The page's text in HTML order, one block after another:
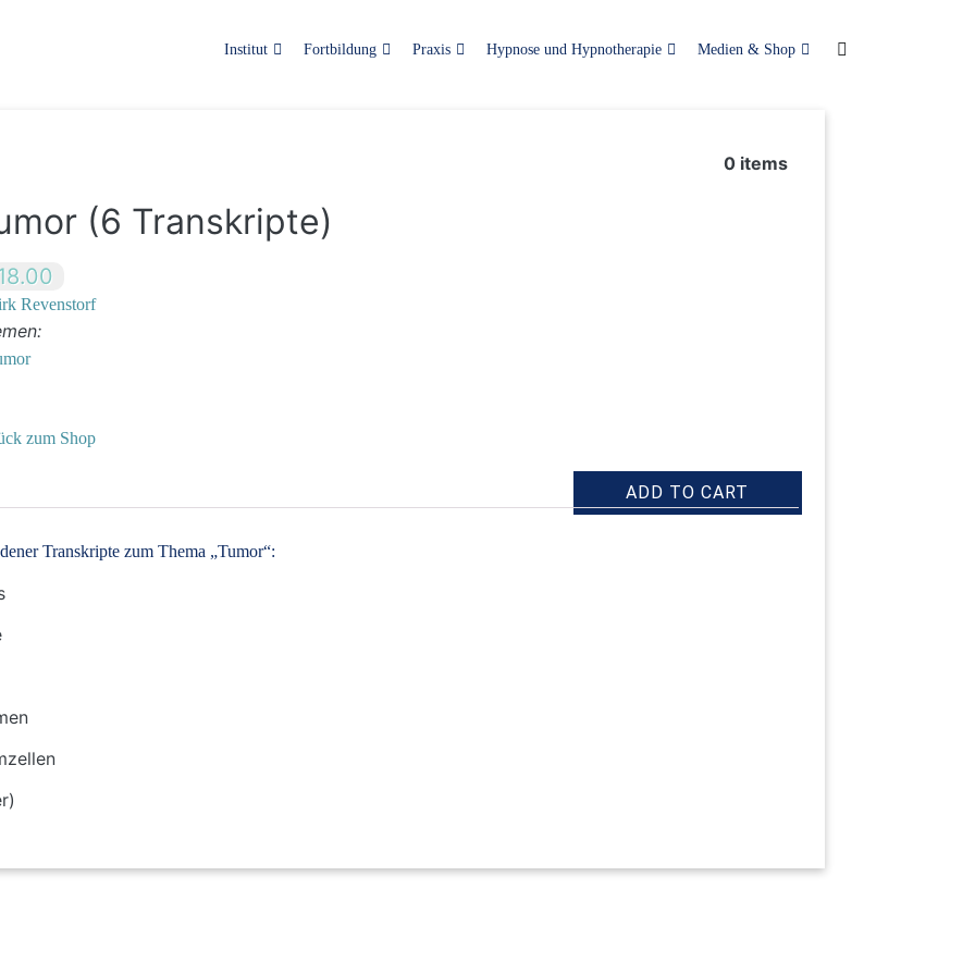
Institut Fortbildung Praxis Hypnose und Hypnotherapie Medien & Shop
0items
(6 Transkripte)
Revenstorf
zum Shop
Transkripte zum Thema „Tumor“: